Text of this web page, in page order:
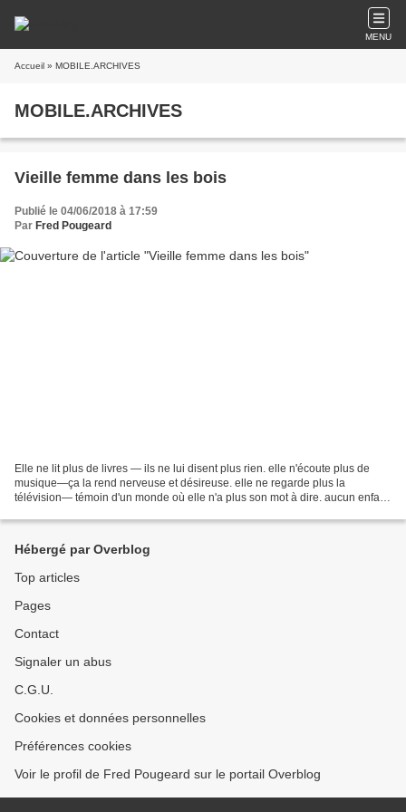
MENU
Accueil » MOBILE.ARCHIVES
MOBILE.ARCHIVES
Vieille femme dans les bois
Publié le 04/06/2018 à 17:59
Par Fred Pougeard
Elle ne lit plus de livres — ils ne lui disent plus rien. elle n'écoute plus de
musique—ça la rend nerveuse et désireuse. elle ne regarde plus la
télévision— témoin d'un monde où elle n'a plus son mot à dire. aucun enfant
Hébergé par Overblog
Top articles
Pages
Contact
Signaler un abus
C.G.U.
Cookies et données personnelles
Préférences cookies
Voir le profil de Fred Pougeard sur le portail Overblog